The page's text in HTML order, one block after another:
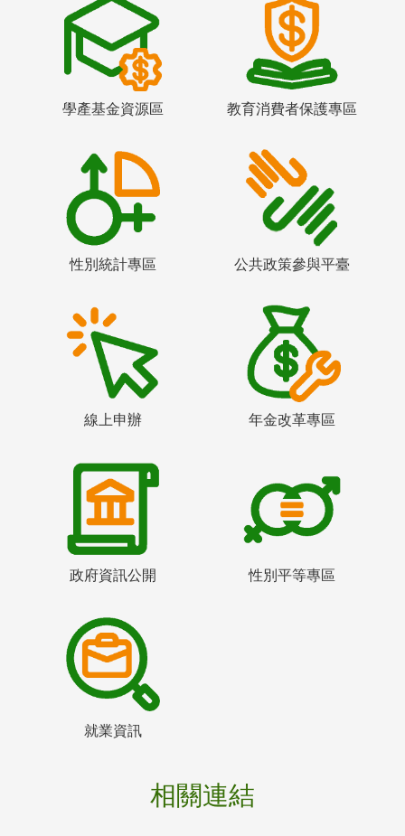
學產基金資源區 教育消費者保護專區
性別統計專區 公共政策參與平臺
線上申辦 年金改革專區
政府資訊公開 性別平等專區
就業資訊
相關連結